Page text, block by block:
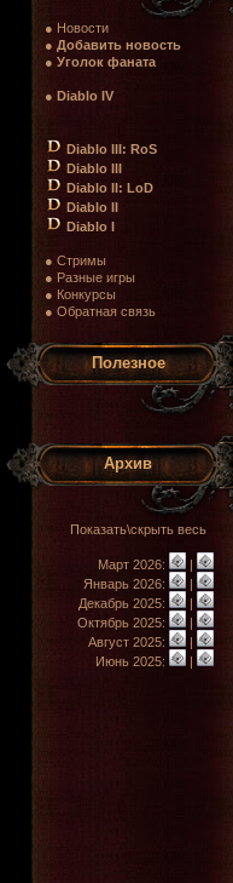
● Новости
● Добавить новость
● Уголок фаната
● Diablo IV
Diablo III: RoS
Diablo III
Diablo II: LoD
Diablo II
Diablo I
● Стримы
● Разные игры
● Конкурсы
● Обратная связь
Полезное
Архив
Показать\скрыть весь
Март 2026:
|
Январь 2026:
|
Декабрь 2025:
|
Октябрь 2025:
|
Август 2025:
|
Июнь 2025:
|